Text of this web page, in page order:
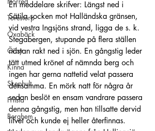
Torestorp
Öxabäck
Örby
Kinna
Skephult
Fritsla
Berghem
En meddelare skrifver: Längst ned i
Sätila socken mot Halländska gränsen,
vid vestra Ingsjöns strand, ligga de s. k.
Stegabergen, stupande på flera ställen
nästan rakt ned i sjön. En gångstig leder
tätt utmed krönet af nämnda berg och
ingen har gerna nattetid velat passera
densamma. En mörk natt för några år
sedan beslöt en ensam vandrare passera
denna gångstig, men han tillsatte dervid
lifvet och kunde ej heller återfinnas.